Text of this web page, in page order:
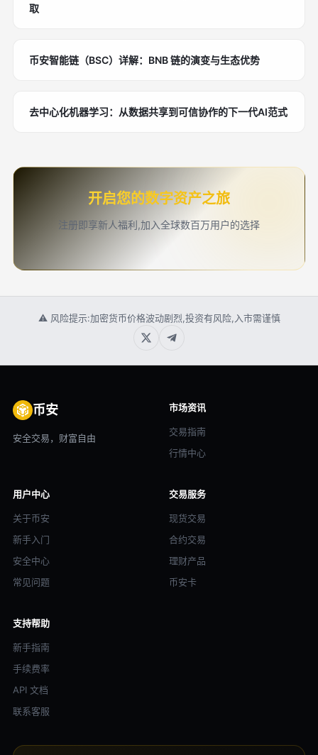
取
币安智能链（BSC）详解：BNB 链的演变与生态优势
去中心化机器学习：从数据共享到可信协作的下一代AI范式
开启您的数字资产之旅
注册即享新人福利,加入全球数百万用户的选择
⚠ 风险提示:加密货币价格波动剧烈,投资有风险,入市需谨慎
币安
安全交易，财富自由
市场资讯
交易指南
行情中心
用户中心
关于币安
新手入门
安全中心
常见问题
交易服务
现货交易
合约交易
理财产品
币安卡
支持帮助
新手指南
手续费率
API 文档
联系客服